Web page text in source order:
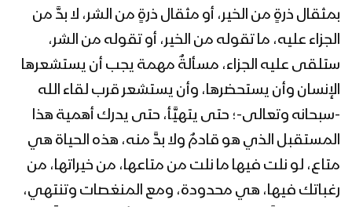
عبدالملك بدرالدين الحوثي 05 رمضان
1442هـ
المحاضرة الرمضانية الرابعة للسيد عبد
الملك بدر الدين الحوثي 04 رمضان 1442هـ
المحاضرة الرمضانية الثالثة للسيد عبدالملك
بدرالدين الحوثي 03 رمضان 1442هـ
بمثقال ذرةٍ من الخير، أو مثقال ذرةٍ من الشر، لا بدَّ من
الجزاء عليه، ما تقوله من الخير، أو تقوله من الشر،
ستلقى عليه الجزاء، مسألةٌ مهمة يجب أن يستشعرها
الإنسان وأن يستحضرها، وأن يستشعر قرب لقاء الله
-سبحانه وتعالى-؛ حتى يتهيَّأ، حتى يدرك أهمية هذا
المستقبل الذي هو قادمٌ ولا بدَّ منه، هذه الحياة هي
متاع، لو نلت فيها ما نلت من متاعها، من خيراتها، من
رغباتك فيها، هي محدودة، ومع المنغصات وتنتهي،